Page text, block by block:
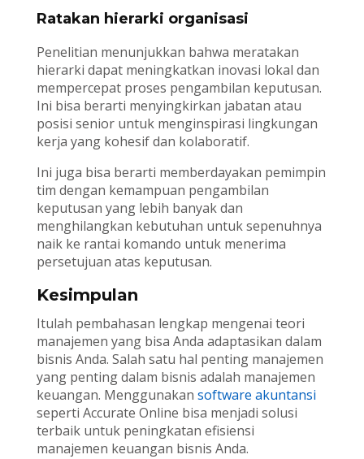
Ratakan hierarki organisasi
Penelitian menunjukkan bahwa meratakan
hierarki dapat meningkatkan inovasi lokal dan
mempercepat proses pengambilan keputusan.
Ini bisa berarti menyingkirkan jabatan atau
posisi senior untuk menginspirasi lingkungan
kerja yang kohesif dan kolaboratif.
Ini juga bisa berarti memberdayakan pemimpin
tim dengan kemampuan pengambilan
keputusan yang lebih banyak dan
menghilangkan kebutuhan untuk sepenuhnya
naik ke rantai komando untuk menerima
persetujuan atas keputusan.
Kesimpulan
Itulah pembahasan lengkap mengenai teori
manajemen yang bisa Anda adaptasikan dalam
bisnis Anda. Salah satu hal penting manajemen
yang penting dalam bisnis adalah manajemen
keuangan. Menggunakan software akuntansi
seperti Accurate Online bisa menjadi solusi
terbaik untuk peningkatan efisiensi
manajemen keuangan bisnis Anda.